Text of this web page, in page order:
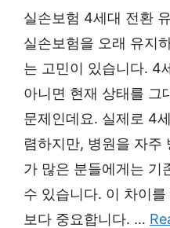
실손보험 4세대 전환
실손보험을 오래 유지
는 고민이 있습니다. 4
아니면 현재 상태를 그
문제인데요. 실제로 4
렴하지만, 병원을 자주
가 많은 분들에게는 기
수 있습니다. 이 차이
보다 중요합니다. …